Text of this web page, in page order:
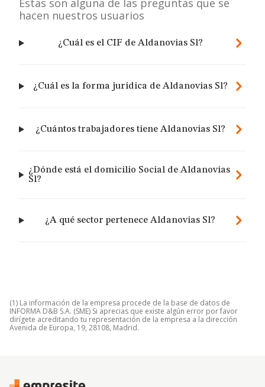
Estas son alguna de las preguntas que se
hacen nuestros usuarios
¿Cuál es el CIF de Aldanovias Sl?
¿Cuál es la forma jurídica de Aldanovias Sl?
¿Cuántos trabajadores tiene Aldanovias Sl?
¿Dónde está el domicilio Social de Aldanovias
Sl?
¿A qué sector pertenece Aldanovias Sl?
(1) La información de la empresa procede de la base de datos de
INFORMA D&B S.A. (SME) Si aprecias que existe algún error por favor
dirígete acreditando tu representación de la empresa a la dirección
Avenida de Europa, 19, 28108, Madrid.